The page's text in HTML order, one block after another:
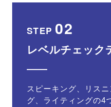
STEP 02
レベルチェック
スピーキング、リス
グ、ライティングの4